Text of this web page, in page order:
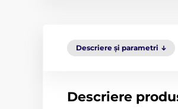
Descriere și parametri
Descriere